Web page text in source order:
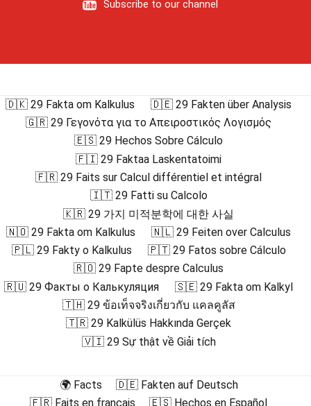
Subscribe to our channel
🇩🇰 29 Fakta om Kalkulus
🇩🇪 29 Fakten über Analysis
🇬🇷 29 Γεγονότα για το Απειροστικός Λογισμός
🇪🇸 29 Hechos Sobre Cálculo
🇫🇮 29 Faktaa Laskentatoimi
🇫🇷 29 Faits sur Calcul différentiel et intégral
🇮🇹 29 Fatti su Calcolo
🇰🇷 29 가지 미적분학에 대한 사실
🇳🇴 29 Fakta om Kalkulus
🇳🇱 29 Feiten over Calculus
🇵🇱 29 Fakty o Kalkulus
🇵🇹 29 Fatos sobre Cálculo
🇷🇴 29 Fapte despre Calculus
🇷🇺 29 Факты о Калькуляция
🇸🇪 29 Fakta om Kalkyl
🇹🇭 29 ข้อเท็จจริงเกี่ยวกับ แคลคูลัส
🇹🇷 29 Kalkülüs Hakkında Gerçek
🇻🇮 29 Sự thật về Giải tích
🌍 Facts
🇩🇪 Fakten auf Deutsch
🇫🇷 Faits en français
🇪🇸 Hechos en Español